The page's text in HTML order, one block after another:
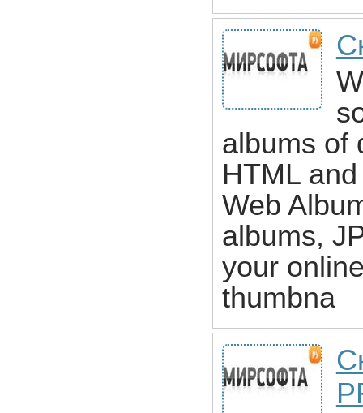
albums of
HTML
Web
albums,
your
thumbna